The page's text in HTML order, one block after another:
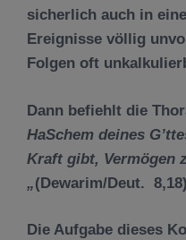
sicherlich auch in
Ereignisse völlig
Folgen oft
Dann befiehlt die
HaSchem deines G’
Kraft gibt, Vermögen
„(Dewarim/Deut.
Die Aufgabe dieses